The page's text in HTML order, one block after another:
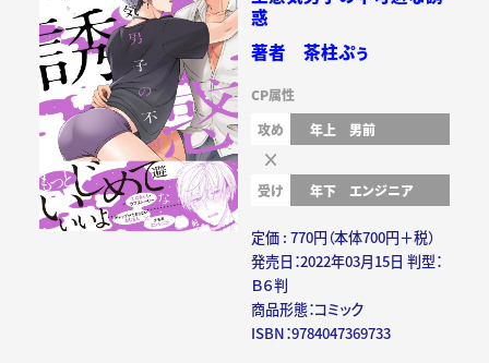
惑
著者 茶柱ぷぅ
CP属性
攻め
年上 男前
受け 年下 エンジニア
定価 : 770円（本体700円＋税）
発売日：2022年03月15日 判型：
Ｂ６判
商品形態：コミック
ISBN：9784047369733